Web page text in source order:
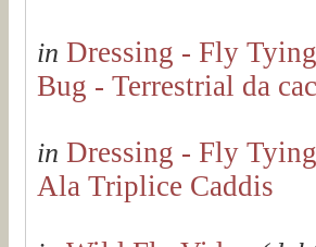
in Dressing - Fly Tying
Bug - Terrestrial da
in Dressing - Fly Tying
Ala Triplice Caddis